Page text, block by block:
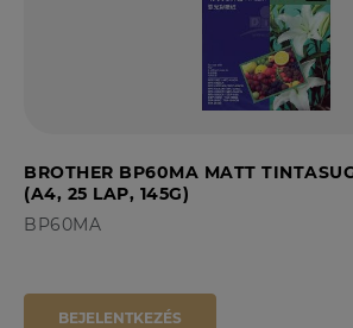
BROTHER BP60MA MATT
(A4, 25 LAP, 145G)
BP60MA
BEJELENTKEZÉS